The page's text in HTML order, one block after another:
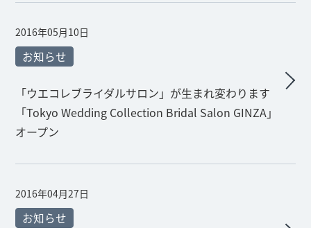
2016年05月10日
お知らせ
「ウエコレブライダルサロン」が生まれ変わります
「Tokyo Wedding Collection Bridal Salon GINZA」
オープン
2016年04月27日
お知らせ